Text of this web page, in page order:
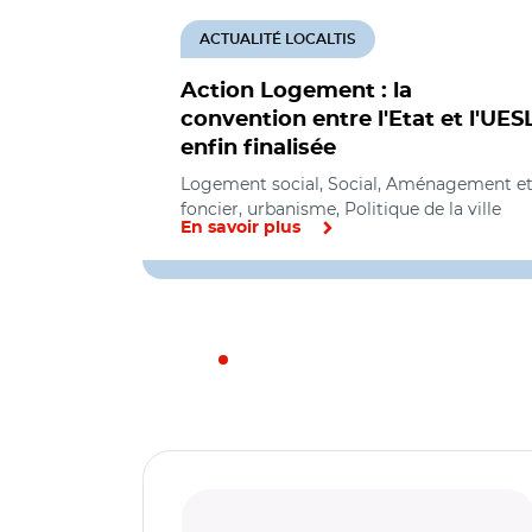
Action Logement : la
convention entre l'Etat et
enfin finalisée
ACTUALITÉ LOCALTIS
Logement social, Social, Aménagement et
foncier, urbanisme, Politique de la ville
En savoir plus